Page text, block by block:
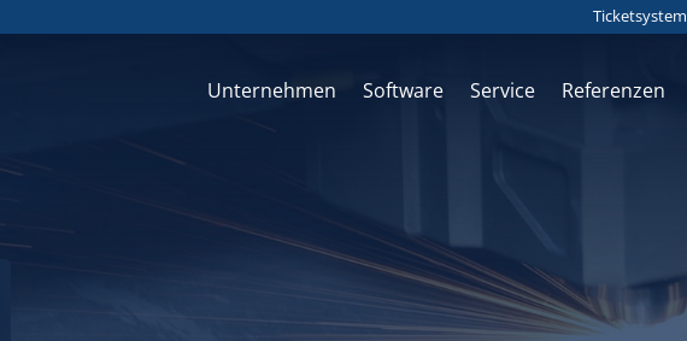
Ticketsystem
Unternehmen Software Service Referenzen